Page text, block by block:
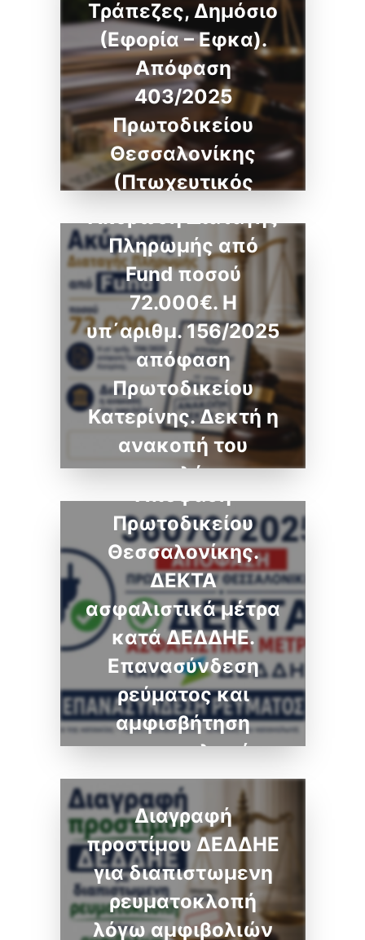
Τράπεζες, Δημόσιο
(Εφορία – Εφκα).
Απόφαση
403/2025
Πρωτοδικείου
Θεσσαλονίκης
(Πτωχευτικός
Ευκαιρίας)
Ακύρωση Διαταγής
Πληρωμής από
Fund ποσού
72.000€. Η
υπ΄αριθμ. 156/2025
απόφαση
Πρωτοδικείου
Κατερίνης. Δεκτή η
ανακοπή του
οφειλέτη.
36076/2025
Απόφαση
Πρωτοδικείου
Θεσσαλονίκης.
ΔΕΚΤΑ
ασφαλιστικά μέτρα
κατά ΔΕΔΔΗΕ.
Επανασύνδεση
ρεύματος και
αμφισβήτηση
ρευματοκλοπής
10.100 Ευρώ
Διαγραφή
προστίμου ΔΕΔΔΗΕ
για διαπιστωμενη
ρευματοκλοπή
λόγω αμφιβολιών